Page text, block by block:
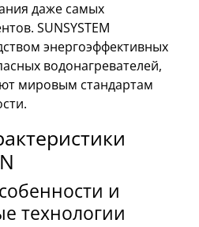
даже самых
SUNSYSTEM
энергоэффективных
водонагревателей,
мировым стандартам
и
технологии